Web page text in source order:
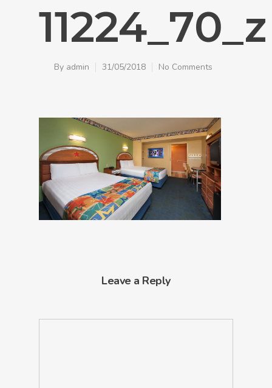
11224_70_z
By admin 31/05/2018 No Comments
Leave a Reply